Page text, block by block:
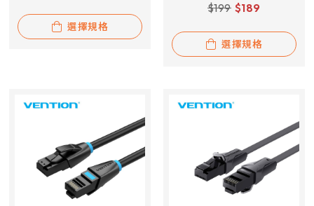
選擇規格
$199 $189
選擇規格